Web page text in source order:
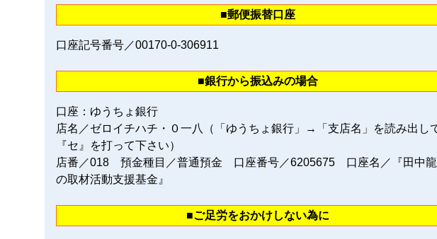
■郵便振替口座
口座記号番号／00170‐0‐306911
■銀行から振込みの場合
口座：ゆうちょ銀行
店名／ゼロイチハチ・０一八（「ゆうちょ銀行」→「支店名」を読み出し
『セ』を打って下さい）
店番／018 預金種目／普通預金 口座番号／6205675 口座名／『田中
の取材活動支援基金』
■ご足労をおかけしない為に